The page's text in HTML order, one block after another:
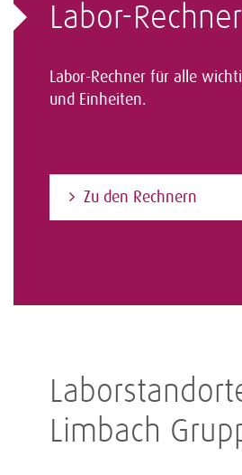
Labor-Rechner
Labor-Rechner für alle
und Einheiten.
Zu den Rechnern
Limbach